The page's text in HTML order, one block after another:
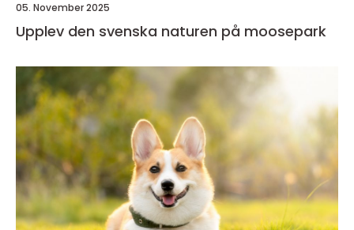
05. November 2025
Upplev den svenska naturen på moosepark